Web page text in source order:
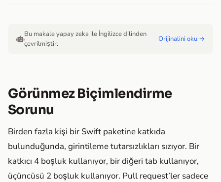
Bu makale yapay zeka ile İngilizce dilinden
çevrilmiştir.
Orijinalini oku →
Görünmez Biçimlendirme
Sorunu
Birden fazla kişi bir Swift paketine katkıda
bulunduğunda, girintileme tutarsızlıkları sızıyor. Bir
katkıcı 4 boşluk kullanıyor, bir diğeri tab kullanıyor,
üçüncüsü 2 boşluk kullanıyor. Pull request’ler sadece